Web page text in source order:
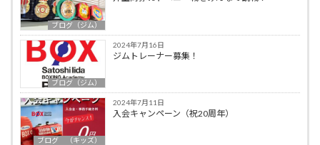
ブログ（ジム）
ブログ（ジム）
2024年7月16日
ジムトレーナー募集！
ブログ （キッズ）
2024年7月11日
入会キャンペーン（祝20周年）